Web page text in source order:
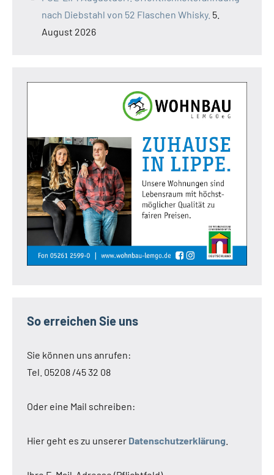
nach Diebstahl von 52 Flaschen Whisky. 5.
August 2026
So erreichen Sie uns
Sie können uns anrufen:
Tel. 05208 /45 32 08
Oder eine Mail schreiben:
Hier geht es zu unserer Datenschutzerklärung